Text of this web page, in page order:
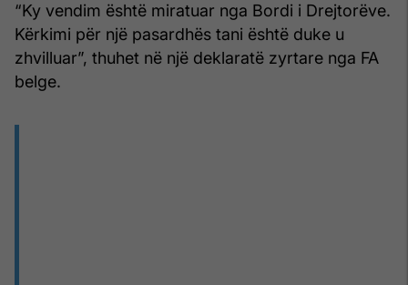
“Ky vendim është miratuar nga Bordi i Drejtorëve.
Kërkimi për një pasardhës tani është duke u
zhvilluar”, thuhet në një deklaratë zyrtare nga FA
belge.